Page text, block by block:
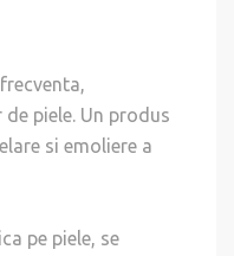
piele. Un produs
si emoliere a
pe piele, se